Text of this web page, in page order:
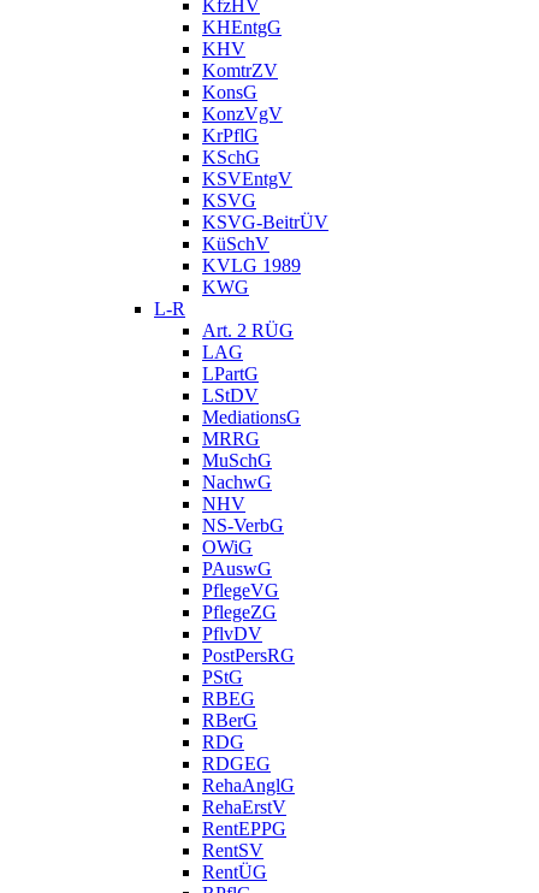
KfzHV
KHEntgG
KHV
KomtrZV
KonsG
KonzVgV
KrPflG
KSchG
KSVEntgV
KSVG
KSVG-BeitrÜV
KüSchV
KVLG 1989
KWG
L-R
Art. 2 RÜG
LAG
LPartG
LStDV
MediationsG
MRRG
MuSchG
NachwG
NHV
NS-VerbG
OWiG
PAuswG
PflegeVG
PflegeZG
PflvDV
PostPersRG
PStG
RBEG
RBerG
RDG
RDGEG
RehaAnglG
RehaErstV
RentEPPG
RentSV
RentÜG